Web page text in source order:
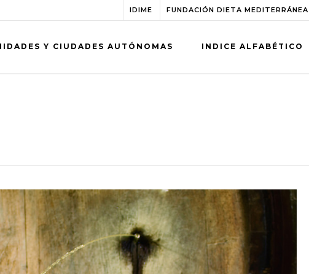
IDIME FUNDACIÓN DIETA MEDITERRÁNEA
Y CIUDADES AUTÓNOMAS INDICE ALFABÉTICO